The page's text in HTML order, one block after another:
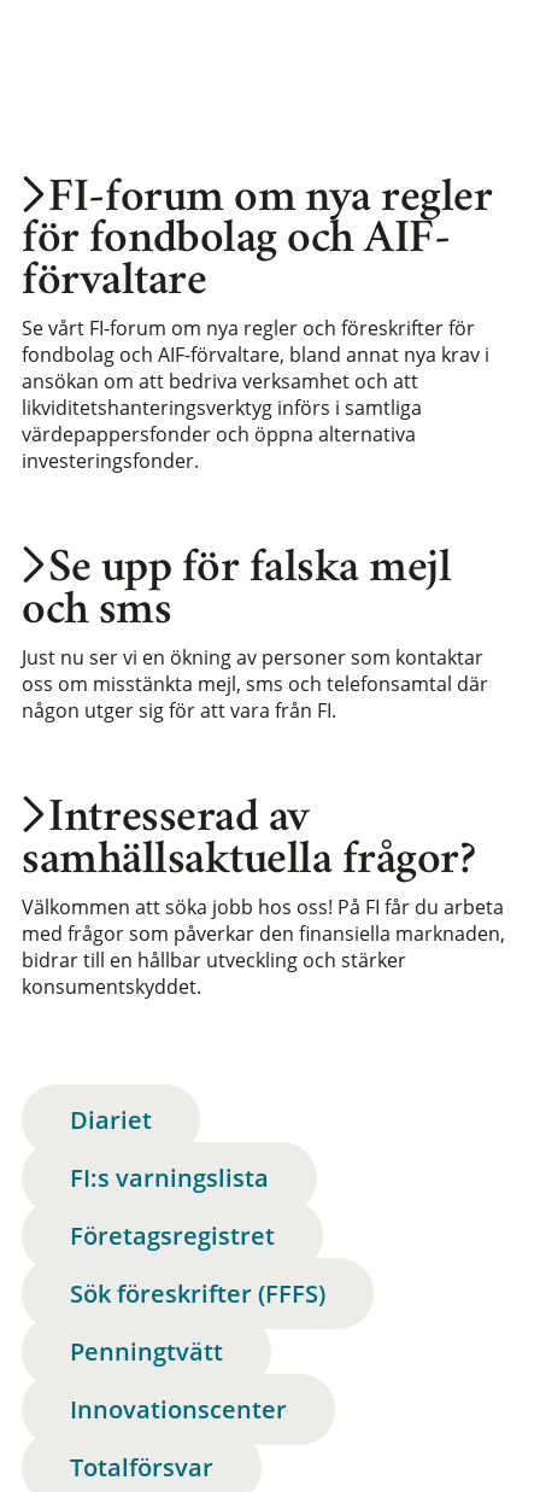
Intresserad av
samhällsaktuella frågor?
Välkommen att söka jobb hos oss! På FI får du arbeta
med frågor som påverkar den finansiella marknaden,
bidrar till en hållbar utveckling och stärker
konsumentskyddet.
Se upp för falska mejl
och sms
Just nu ser vi en ökning av personer som kontaktar
oss om misstänkta mejl, sms och telefonsamtal där
någon utger sig för att vara från FI.
FI-forum om nya regler
för fondbolag och AIF-
förvaltare
Se vårt FI-forum om nya regler och föreskrifter för
fondbolag och AIF-förvaltare, bland annat nya krav i
ansökan om att bedriva verksamhet och att
likviditetshanteringsverktyg införs i samtliga
värdepappersfonder och öppna alternativa
investeringsfonder.
Diariet
FI:s varningslista
Företagsregistret
Sök föreskrifter (FFFS)
Penningtvätt
Innovationscenter
Totalförsvar